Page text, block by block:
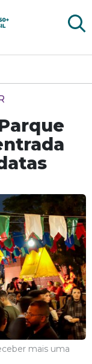
Viva Notícias
mais uma